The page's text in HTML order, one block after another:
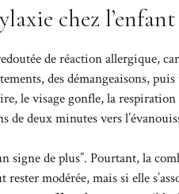
chez
de réaction allergique,
des démangeaisons,
le visage gonfle, la
de deux minutes vers
signe de plus”. Pourtant, la
modérée, mais si elle